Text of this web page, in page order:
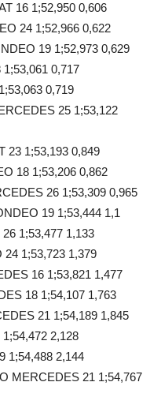
16 1;52,950 0,606
24 1;52,966 0,622
19 1;52,973 0,629
0,717
0,719
25 1;53,122
23 1;53,193 0,849
18 1;53,206 0,862
26 1;53,309 0,965
19 1;53,444 1,1
1;53,477 1,133
1;53,723 1,379
16 1;53,821 1,477
18 1;54,107 1,763
21 1;54,189 1,845
2,128
1;54,488 2,144
MERCEDES 21 1;54,767